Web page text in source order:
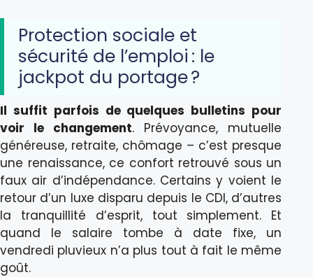
Protection sociale et
sécurité de l’emploi : le
jackpot du portage ?
Il suffit parfois de quelques bulletins pour
voir le changement. Prévoyance, mutuelle
généreuse, retraite, chômage – c’est presque
une renaissance, ce confort retrouvé sous un
faux air d’indépendance. Certains y voient le
retour d’un luxe disparu depuis le CDI, d’autres
la tranquillité d’esprit, tout simplement. Et
quand le salaire tombe à date fixe, un
vendredi pluvieux n’a plus tout à fait le même
goût.